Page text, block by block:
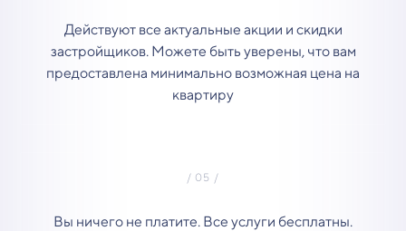
Действуют все актуальные акции и скидки
застройщиков. Можете быть уверены, что вам
предоставлена минимально возможная цена на
квартиру
Вы ничего не платите. Все услуги бесплатны.